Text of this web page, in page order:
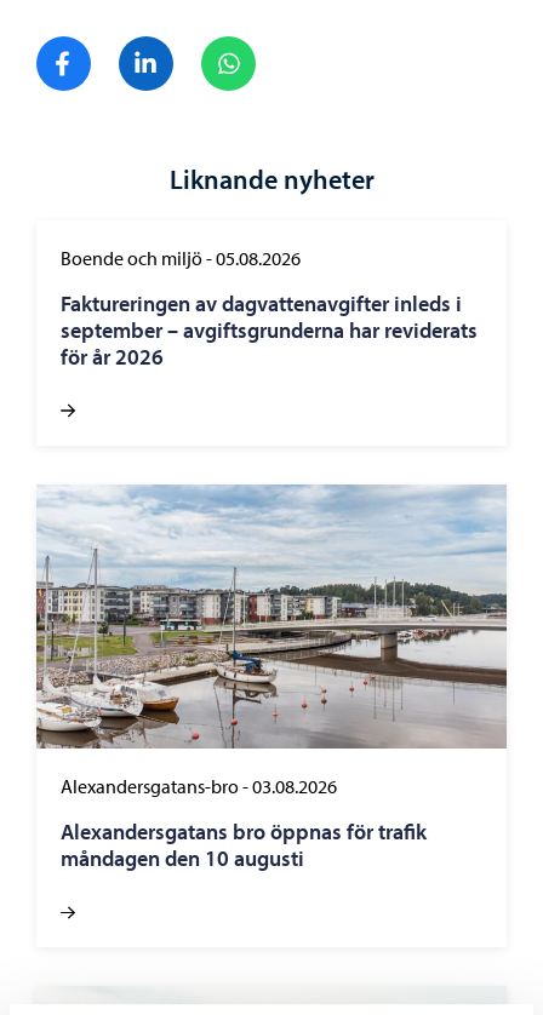
Dela på FacebookDela på LinkedIn
Liknande nyheter
Boende och miljö-05.08.2026
Faktureringen av dagvattenavgifter inleds i
september – avgiftsgrunderna har reviderats
för år 2026
Alexandersgatans-bro-03.08.2026
Alexandersgatans bro öppnas för trafik
måndagen den 10 augusti